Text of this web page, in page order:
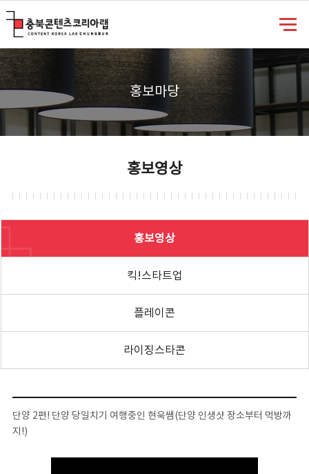
홍보마당
홍보영상
홍보영상
킥!스타트업
플레이콘
라이징스타콘
단양 2편! 단양 당일치기 여행중인 현욱쌤(단양 인생샷 장소부터 먹방까
지!)